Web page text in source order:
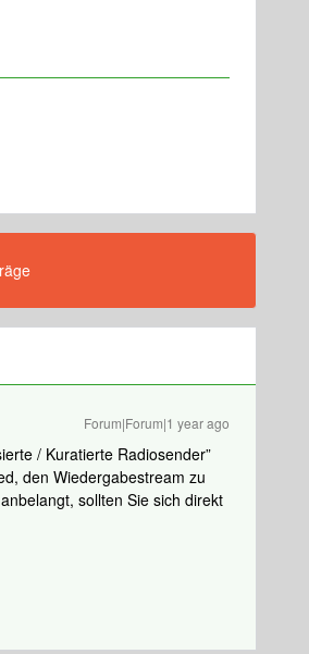
Forum|Forum|1 year ago
/ Kuratierte Radiosender”
den Wiedergabestream zu
sollten Sie sich direkt